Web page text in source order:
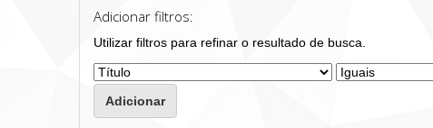
Adicionar filtros:
Utilizar filtros para refinar o resultado de busca.